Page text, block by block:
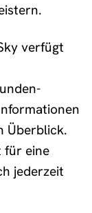
verfügt
Überblick.
für eine
jederzeit